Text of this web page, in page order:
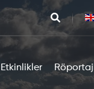
Etkinlikler